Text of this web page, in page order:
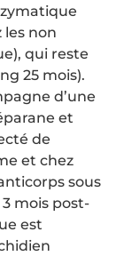
non
qui reste
25 mois).
d’une
et
de
et chez
sous
mois post-
est